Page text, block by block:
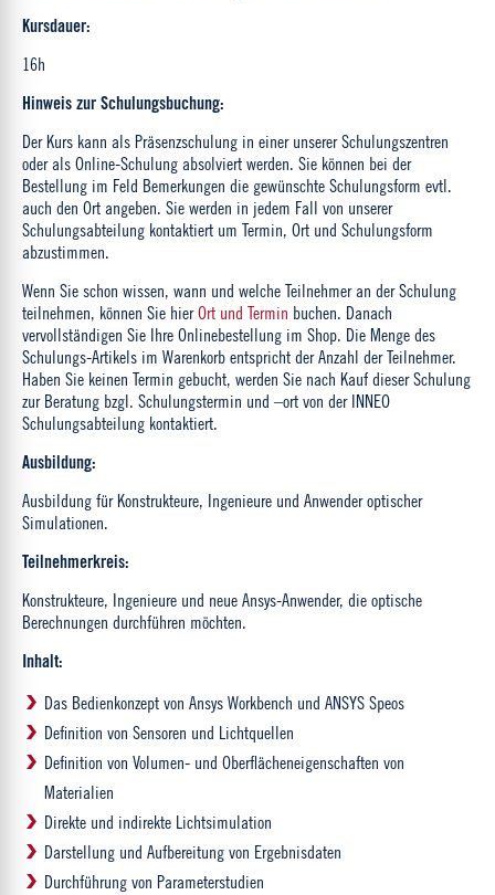
Kursdauer:
16h
Hinweis zur Schulungsbuchung:
Der Kurs kann als Präsenzschulung in einer unserer Schulungszentren
oder als Online-Schulung absolviert werden. Sie können bei der
Bestellung im Feld Bemerkungen die gewünschte Schulungsform evtl.
auch den Ort angeben. Sie werden in jedem Fall von unserer
Schulungsabteilung kontaktiert um Termin, Ort und Schulungsform
abzustimmen.
Wenn Sie schon wissen, wann und welche Teilnehmer an der Schulung
teilnehmen, können Sie hierOrt und Termin buchen. Danach
vervollständigen Sie Ihre Onlinebestellung im Shop. Die Menge des
Schulungs-Artikels im Warenkorb entspricht der Anzahl der Teilnehmer.
Haben Sie keinen Termin gebucht, werden Sie nach Kauf dieser Schulung
zur Beratung bzgl. Schulungstermin und –ort von der INNEO
Schulungsabteilung kontaktiert.
Ausbildung:
Ausbildung für Konstrukteure, Ingenieure und Anwender optischer
Simulationen.
Teilnehmerkreis:
Konstrukteure, Ingenieure und neue Ansys-Anwender, die optische
Berechnungen durchführen möchten.
Inhalt:
Das Bedienkonzept von Ansys Workbench und ANSYS Speos
Definition von Sensoren und Lichtquellen
Definition von Volumen- und Oberflächeneigenschaften von
Materialien
Direkte und indirekte Lichtsimulation
Darstellung und Aufbereitung von Ergebnisdaten
Durchführung von Parameterstudien